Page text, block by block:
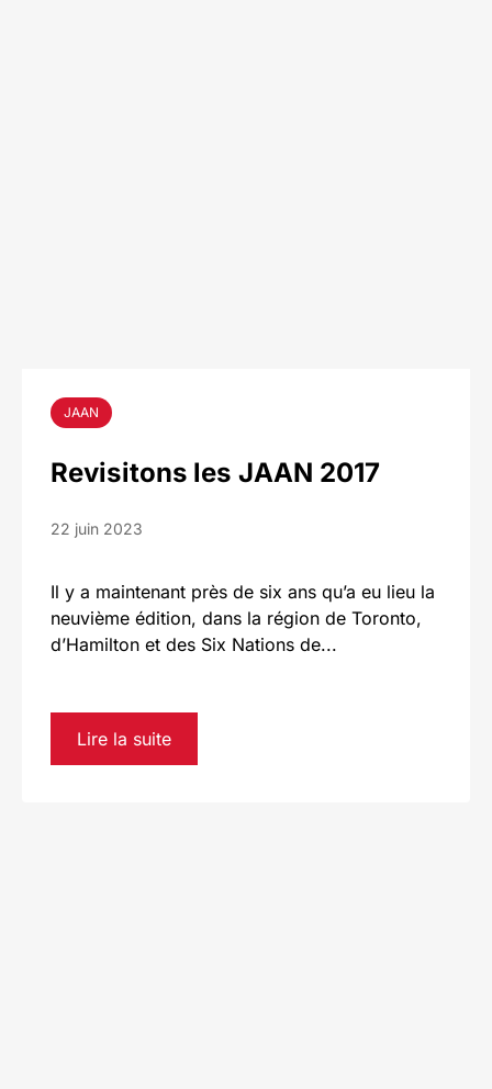
JAAN
Revisitons les JAAN 2017
22 juin 2023
Il y a maintenant près de six ans qu’a eu lieu la
neuvième édition, dans la région de Toronto,
d’Hamilton et des Six Nations de...
Lire la suite